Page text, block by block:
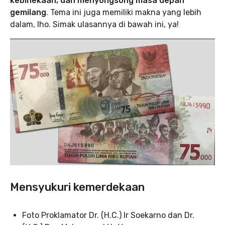
gemilang. Tema ini juga memiliki makna yang lebih
dalam, lho. Simak ulasannya di bawah ini, ya!
Mensyukuri kemerdekaan
Foto Proklamator Dr. (H.C.) Ir Soekarno dan Dr.